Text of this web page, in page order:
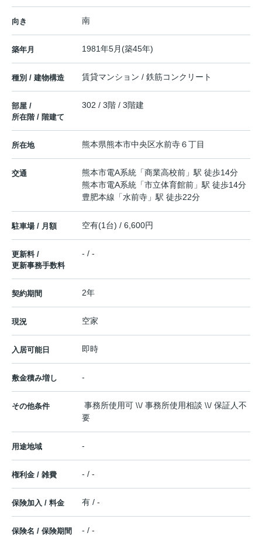
向き 南
築年月 1981年5月(築45年)
種別 / 建物構造 賃貸マンション / 鉄筋コンクリート
部屋 /
所在階 / 階建て
302 / 3階 / 3階建
所在地 熊本県熊本市中央区水前寺６丁目
交通 熊本市電A系統 「商業高校前 」駅 徒歩14分
熊本市電A系統 「市立体育館前 」駅 徒歩14分
豊肥本線 「水前寺 」駅 徒歩22分
駐車場 / 月額 空有(1台) / 6,600円
更新料 /
更新事務手数料
- / -
契約期間 2年
現況 空家
入居可能日 即時
敷金積み増し -
その他条件
事務所使用可 \\/ 事務所使用相談 \\/ 保証人不
要
用途地域 -
権利金 / 雑費 - / -
保険加入 / 料金 有 / -
保険名 / 保険期間 - / -